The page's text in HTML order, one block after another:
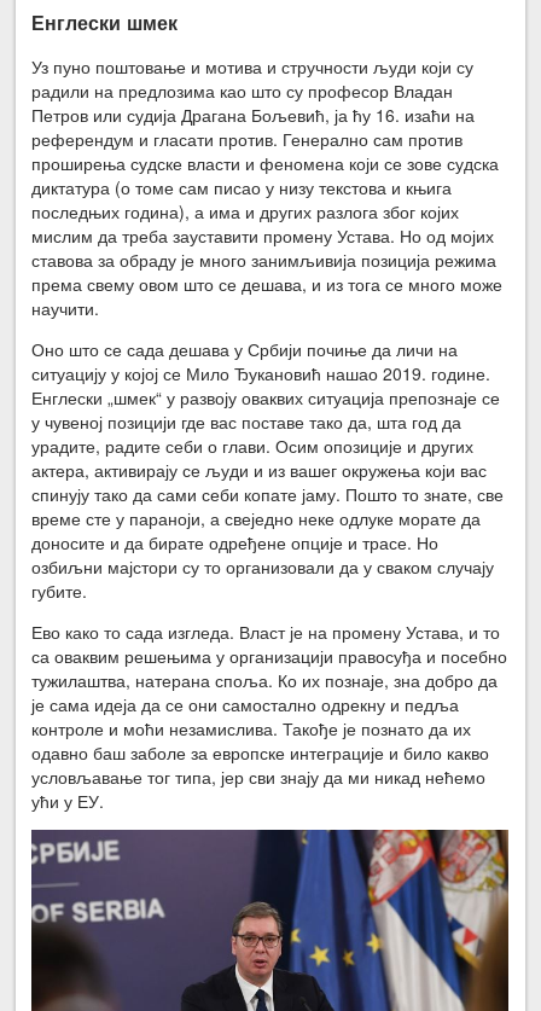
Енглески шмек
Уз пуно поштовање и мотива и стручности људи који су
радили на предлозима као што су професор Владан
Петров или судија Драгана Бољевић, ја ћу 16. изаћи на
референдум и гласати против. Генерално сам против
проширења судске власти и феномена који се зове судска
диктатура (о томе сам писао у низу текстова и књига
последњих година), а има и других разлога због којих
мислим да треба зауставити промену Устава. Но од мојих
ставова за обраду је много занимљивија позиција режима
према свему овом што се дешава, и из тога се много може
научити.
Оно што се сада дешава у Србији почиње да личи на
ситуацију у којој се Мило Ђукановић нашао 2019. године.
Енглески „шмек“ у развоју оваквих ситуација препознаје се
у чувеној позицији где вас поставе тако да, шта год да
урадите, радите себи о глави. Осим опозиције и других
актера, активирају се људи и из вашег окружења који вас
спинују тако да сами себи копате јаму. Пошто то знате, све
време сте у параноји, а свеједно неке одлуке морате да
доносите и да бирате одређене опције и трасе. Но
озбиљни мајстори су то организовали да у сваком случају
губите.
Ево како то сада изгледа. Власт је на промену Устава, и то
са оваквим решењима у организацији правосуђа и посебно
тужилаштва, натерана споља. Ко их познаје, зна добро да
је сама идеја да се они самостално одрекну и педља
контроле и моћи незамислива. Такође је познато да их
одавно баш заболе за европске интеграције и било какво
условљавање тог типа, јер сви знају да ми никад нећемо
ући у ЕУ.